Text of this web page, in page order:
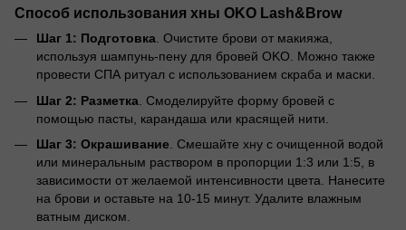
Способ использования хны OKO Lash&Brow
Шаг 1: Подготовка. Очистите брови от макияжа,
используя шампунь-пену для бровей OKO. Можно также
провести СПА ритуал с использованием скраба и маски.
Шаг 2: Разметка . Смоделируйте форму бровей с
помощью пасты, карандаша или красящей нити.
Шаг 3: Окрашивание . Смешайте хну с очищенной водой
или минеральным раствором в пропорции 1:3 или 1:5, в
зависимости от желаемой интенсивности цвета. Нанесите
на брови и оставьте на 10-15 минут. Удалите влажным
ватным диском.